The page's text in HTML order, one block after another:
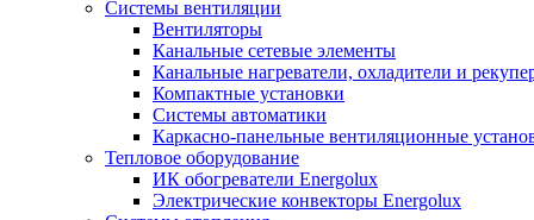
Системы вентиляции
Вентиляторы
Канальные сетевые элементы
Канальные нагреватели, охладители и
Компактные установки
Системы автоматики
Каркасно-панельные вентиляционные
Тепловое оборудование
ИК обогреватели Energolux
Электрические конвекторы Energolux